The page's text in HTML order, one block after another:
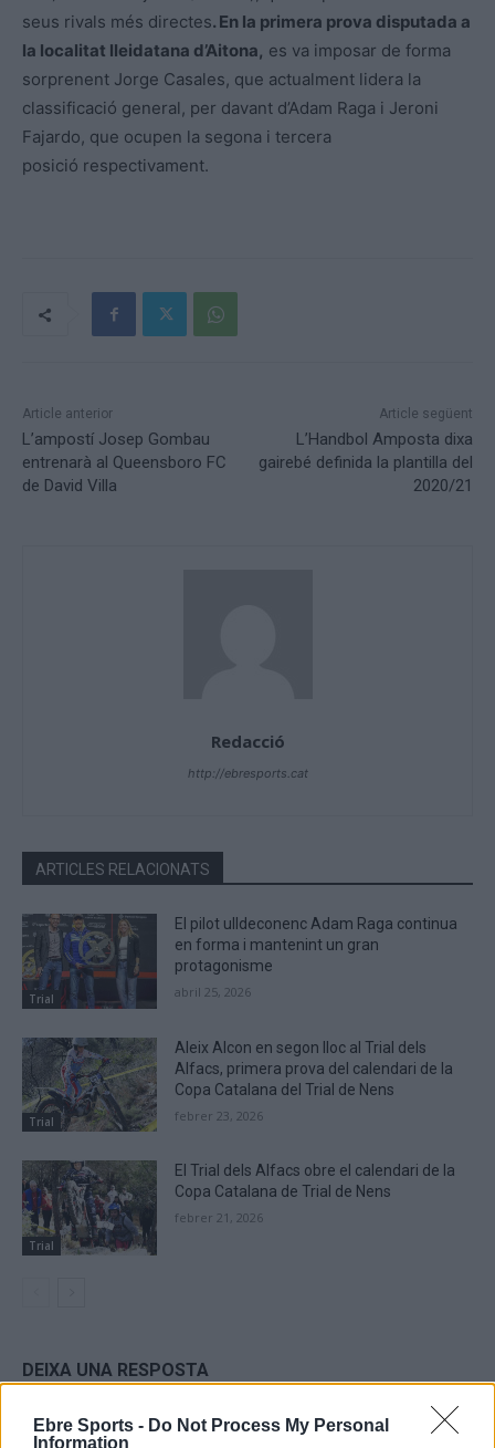
Ebre Sports - Do Not Process My Personal
Information
seus rivals més directes. En la primera prova disputada a
la localitat lleidatana d’Aitona, es va imposar de forma
sorprenent Jorge Casales, que actualment lidera la
classificació general, per davant d’Adam Raga i Jeroni
Fajardo, que ocupen la segona i tercera
posició respectivament.
Article anterior
L’ampostí Josep Gombau
entrenarà al Queensboro FC
de David Villa
Article següent
L’Handbol Amposta dixa
gairebé definida la plantilla del
2020/21
Redacció
http://ebresports.cat
ARTICLES RELACIONATS
Trial
El pilot ulldeconenc Adam Raga continua
en forma i mantenint un gran
protagonisme
abril 25, 2026
Trial
Aleix Alcon en segon lloc al Trial dels
Alfacs, primera prova del calendari de la
Copa Catalana del Trial de Nens
febrer 23, 2026
Trial
El Trial dels Alfacs obre el calendari de la
Copa Catalana de Trial de Nens
febrer 21, 2026
DEIXA UNA RESPOSTA